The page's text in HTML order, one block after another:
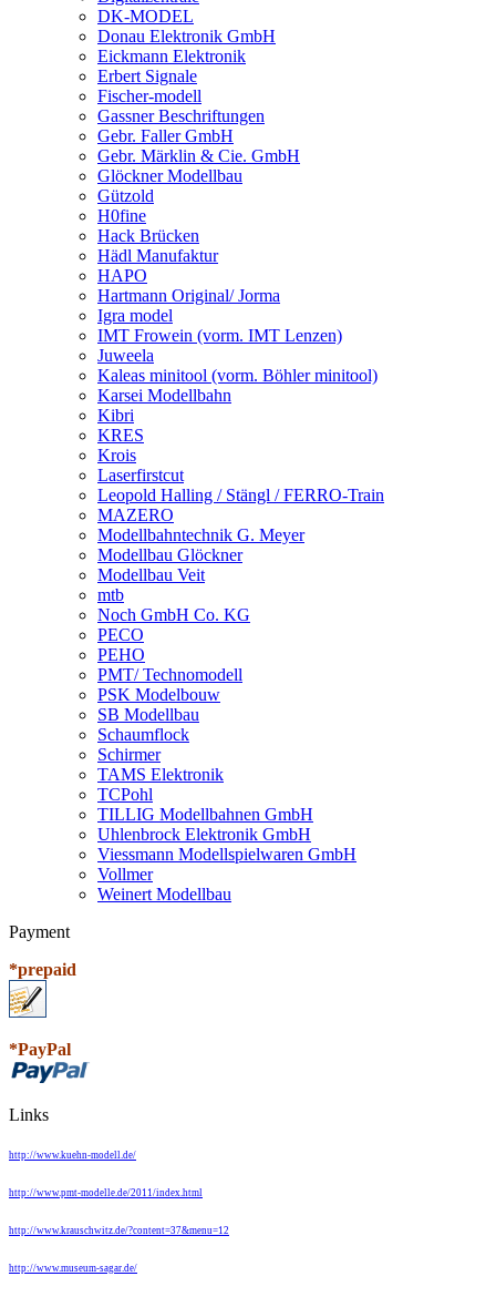
DK-MODEL
Donau Elektronik GmbH
Eickmann Elektronik
Erbert Signale
Fischer-modell
Gassner Beschriftungen
Gebr. Faller GmbH
Gebr. Märklin & Cie. GmbH
Glöckner Modellbau
Gützold
H0fine
Hack Brücken
Hädl Manufaktur
HAPO
Hartmann Original/ Jorma
Igra model
IMT Frowein (vorm. IMT Lenzen)
Juweela
Kaleas minitool (vorm. Böhler minitool)
Karsei Modellbahn
Kibri
KRES
Krois
Laserfirstcut
Leopold Halling / Stängl / FERRO-Train
MAZERO
Modellbahntechnik G. Meyer
Modellbau Glöckner
Modellbau Veit
mtb
Noch GmbH Co. KG
PECO
PEHO
PMT/ Technomodell
PSK Modelbouw
SB Modellbau
Schaumflock
Schirmer
TAMS Elektronik
TCPohl
TILLIG Modellbahnen GmbH
Uhlenbrock Elektronik GmbH
Viessmann Modellspielwaren GmbH
Vollmer
Weinert Modellbau
Payment
*prepaid
*PayPal
Links
http://www.kuehn-modell.de/
http://www.pmt-modelle.de/2011/index.html
http://www.krauschwitz.de/?content=37&menu=12
http://www.museum-sagar.de/